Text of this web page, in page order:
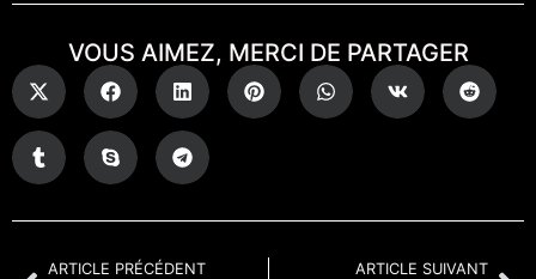
VOUS AIMEZ, MERCI DE PARTAGER
ARTICLE PRÉCÉDENT ARTICLE SUIVANT